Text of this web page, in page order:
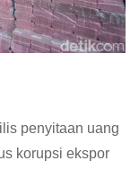
penyitaan uang
korupsi ekspor